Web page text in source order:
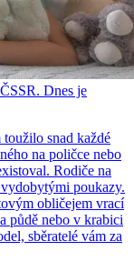
Dnes je
snad každé
na poličce nebo
Rodiče na
poukazy.
obličejem vrací
půdě nebo v krabici
sběratelé vám za